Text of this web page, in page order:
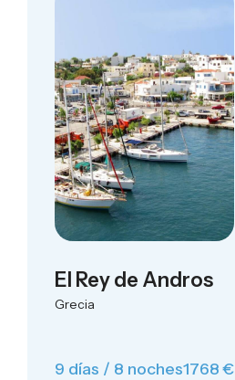
El Rey de Andros
Grecia
9 días / 8 noches1768 €